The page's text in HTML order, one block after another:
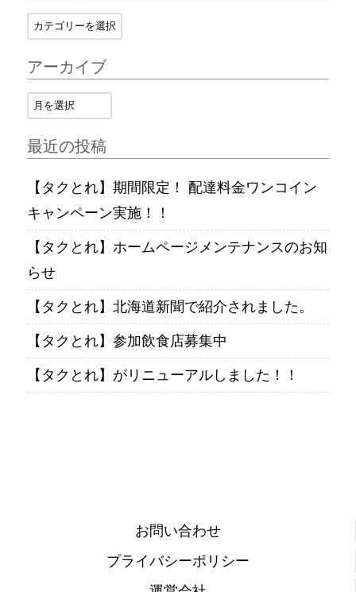
アーカイブ
最近の投稿
【タクとれ】期間限定！ 配達料金ワンコイン
キャンペーン実施！！
【タクとれ】ホームページメンテナンスのお知
らせ
【タクとれ】北海道新聞で紹介されました。
【タクとれ】参加飲食店募集中
【タクとれ】がリニューアルしました！！
お問い合わせ
プライバシーポリシー